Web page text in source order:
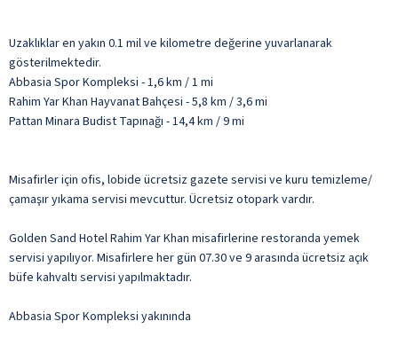
Uzaklıklar en yakın 0.1 mil ve kilometre değerine yuvarlanarak
gösterilmektedir.
Abbasia Spor Kompleksi - 1,6 km / 1 mi
Rahim Yar Khan Hayvanat Bahçesi - 5,8 km / 3,6 mi
Pattan Minara Budist Tapınağı - 14,4 km / 9 mi
Misafirler için ofis, lobide ücretsiz gazete servisi ve kuru temizleme/
çamaşır yıkama servisi mevcuttur. Ücretsiz otopark vardır.
Golden Sand Hotel Rahim Yar Khan misafirlerine restoranda yemek
servisi yapılıyor. Misafirlere her gün 07.30 ve 9 arasında ücretsiz açık
büfe kahvaltı servisi yapılmaktadır.
Abbasia Spor Kompleksi yakınında